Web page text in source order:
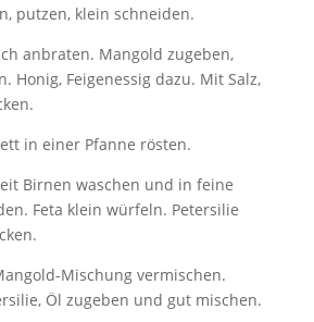
putzen, klein schneiden.
anbraten. Mangold zugeben,
Honig, Feigenessig dazu. Mit Salz,
in einer Pfanne rösten.
Birnen waschen und in feine
Feta klein würfeln. Petersilie
Mischung vermischen.
Öl zugeben und gut mischen.